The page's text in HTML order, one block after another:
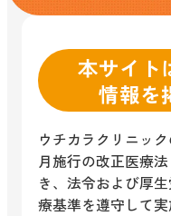
本サイト
情報を
ウチカラクリニッ
月施行の改正医療
き、法令および厚
療基準を遵守して実